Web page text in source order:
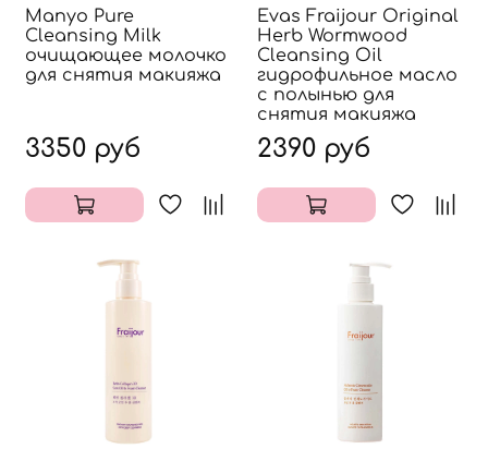
Manyo Pure
Cleansing Milk
очищающее молочко
для снятия макияжа
3350 руб
Evas Fraijour Original
Herb Wormwood
Cleansing Oil
гидрофильное масло
с полынью для
снятия макияжа
2390 руб